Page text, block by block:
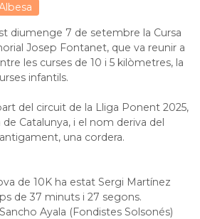
diumenge 7 de setembre la Cursa
Josep Fontanet, que va reunir a
les curses de 10 i 5 kilòmetres, la
infantils.
del circuit de la Lliga Ponent 2025,
Catalunya, i el nom deriva del
una cordera.
de 10K ha estat Sergi Martínez
de 37 minuts i 27 segons.
Ayala (Fondistes Solsonés)